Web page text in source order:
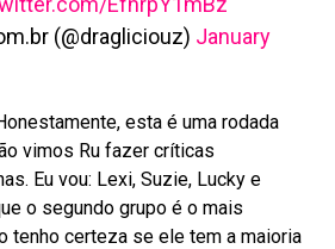
(@dragliciouz) January
esta é uma rodada
vimos Ru fazer críticas
Eu vou: Lexi, Suzie, Lucky e
o segundo grupo é o mais
tenho certeza se ele tem a maioria